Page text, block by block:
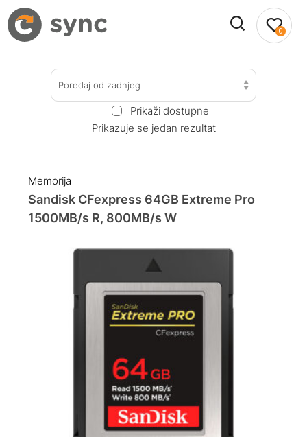
0
Poredaj od zadnjeg
Prikaži dostupne
Prikazuje se jedan rezultat
Memorija
Sandisk CFexpress 64GB Extreme Pro
1500MB/s R, 800MB/s W